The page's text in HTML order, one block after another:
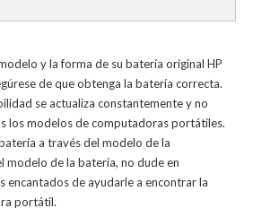
y la forma de su batería original HP
de que obtenga la batería correcta.
se actualiza constantemente y no
los modelos de computadoras portátiles.
a través del modelo de la
de la batería, no dude en
encantados de ayudarle a encontrar la
portátil.